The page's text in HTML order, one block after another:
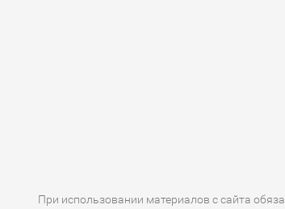
При использовании материалов с сайта